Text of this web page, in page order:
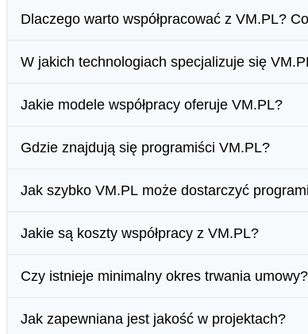
Dlaczego warto współpracować z VM.PL?
W jakich technologiach specjalizuje się
Jakie modele współpracy oferuje VM.PL?
Gdzie znajdują się programiści VM.PL?
Jak szybko VM.PL może dostarczyć
Jakie są koszty współpracy z VM.PL?
Czy istnieje minimalny okres trwania umowy?
Jak zapewniana jest jakość w projektach?